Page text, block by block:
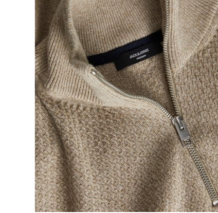
Jakut ja liivit
Naisten neuleet
Naisten neuletakit
Naisten neulepuserot
Naisten mekot ja hameet
Mekot
Hameet
Naisten housut
Leggingsit ja collegehousut
Naisten housut
Naisten farkut
Caprit ja shortsit
Naisten asusteet
Vyöt ja korut
Naisten päähineet, huivit ja käsineet
Naisten yöasut ja alusvaatteet
Naisten alusvaatteet
Sukat ja sukkahousut
Naisten yöasut
Naisten aamutakit ja kylpytakit
Naisten takit
Naisten kevät-ja syystakit
Naisten nahkatakit